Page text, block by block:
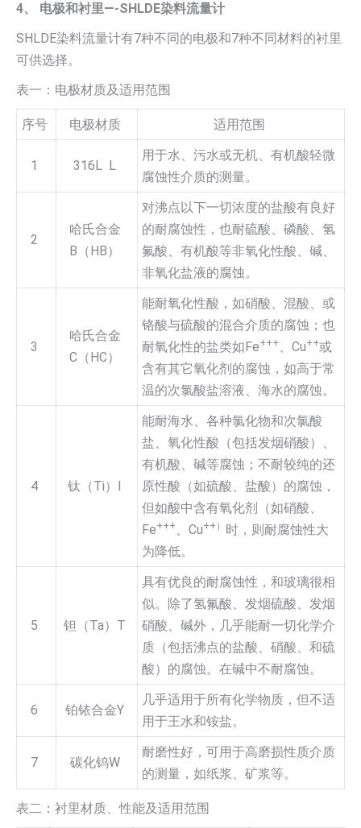
4、 电极和衬里—-SHLDE染料流量计
SHLDE染料流量计有7种不同的电极和7种不同材料的衬里
可供选择。
表一：电极材质及适用范围
序号 电极材质 适用范围
1 316L L
用于水、污水或无机、有机酸轻微
腐蚀性介质的测量。
2
哈氏合金
B（HB）
对沸点以下一切浓度的盐酸有良好
的耐腐蚀性，也耐硫酸、磷酸、氢
氟酸、有机酸等非氧化性酸、碱、
非氧化盐液的腐蚀。
3
哈氏合金
C（HC）
能耐氧化性酸，如硝酸、混酸、或
铬酸与硫酸的混合介质的腐蚀；也
耐氧化性的盐类如Fe+++ 、Cu++或
含有其它氧化剂的腐蚀，如高于常
温的次氯酸盐溶液、海水的腐蚀。
4 钛（Ti）I
能耐海水、各种氯化物和次氯酸
盐、氧化性酸（包括发烟硝酸）、
有机酸、碱等腐蚀；不耐较纯的还
原性酸（如硫酸、盐酸）的腐蚀，
但如酸中含有氧化剂（如硝酸、
Fe+++ 、Cu++） 时，则耐腐蚀性大
为降低。
5 钽（Ta）T
具有优良的耐腐蚀性，和玻璃很相
似。除了氢氟酸、发烟硫酸、发烟
硝酸、碱外，几乎能耐一切化学介
质（包括沸点的盐酸、硝酸、和硫
酸）的腐蚀。在碱中不耐腐蚀。
6 铂铱合金Y
几乎适用于所有化学物质，但不适
用于王水和铵盐。
7 碳化钨W
耐磨性好，可用于高磨损性质介质
的测量，如纸浆、矿浆等。
表二：衬里材质、性能及适用范围